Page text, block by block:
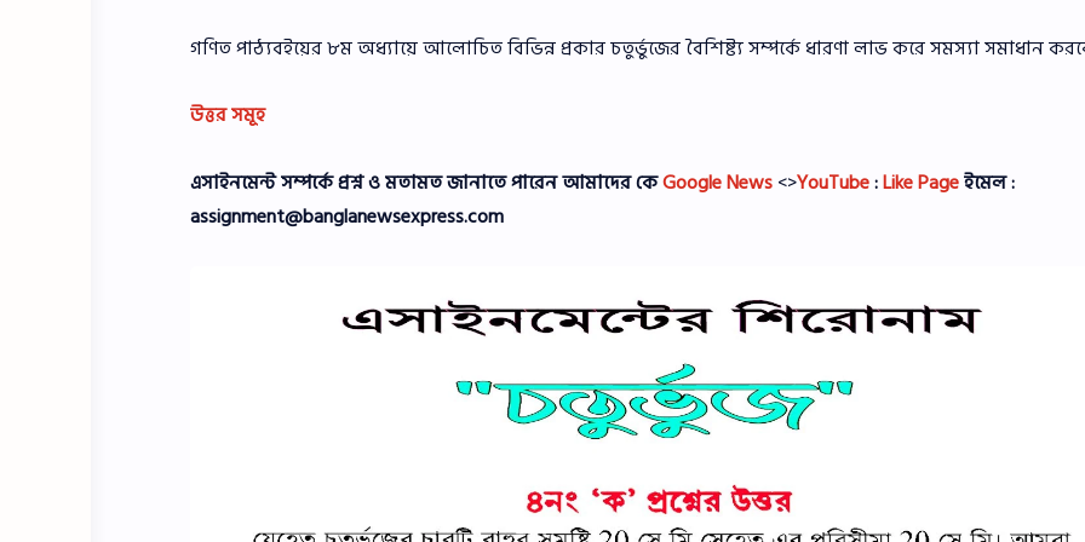
গণিত পাঠ্যবইয়ের ৮ম অধ্যায়ে আলােচিত বিভিন্ন প্রকার চতুর্ভুজের বৈশিষ্ট্য সম্পর্কে ধারণা লাভ করে সমস্যা সমাধান
উত্তর সমূহ
এসাইনমেন্ট সম্পর্কে প্রশ্ন ও মতামত জানাতে পারেন আমাদের কেGoogle News<>YouTube:Like Pageইমেল :
assignment@banglanewsexpress.com